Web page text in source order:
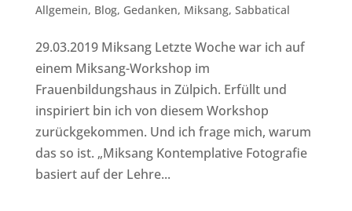
Allgemein, Blog, Gedanken, Miksang, Sabbatical
29.03.2019 Miksang Letzte Woche war ich auf
einem Miksang-Workshop im
Frauenbildungshaus in Zülpich. Erfüllt und
inspiriert bin ich von diesem Workshop
zurückgekommen. Und ich frage mich, warum
das so ist. „Miksang Kontemplative Fotografie
basiert auf der Lehre...